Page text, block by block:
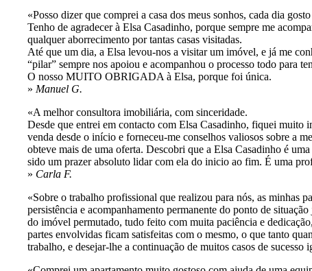
Posso dizer que comprei a casa dos meus sonhos, cada dia
Tenho de agradecer à Elsa Casadinho, porque sempre me
qualquer aborrecimento por tantas casas visitadas.
Até que um dia, a Elsa levou-nos a visitar um imóvel, e já me
“pilar” sempre nos apoiou e acompanhou o processo todo para
O nosso MUITO OBRIGADA à Elsa, porque foi única.
Manuel G.
A melhor consultora imobiliária, com sinceridade.
Desde que entrei em contacto com Elsa Casadinho, fiquei muito
venda desde o início e forneceu-me conselhos valiosos sobre a
obteve mais de uma oferta. Descobri que a Elsa Casadinho é
sido um prazer absoluto lidar com ela do inicio ao fim. É uma
Carla F.
Sobre o trabalho profissional que realizou para nós, as minhas
persistência e acompanhamento permanente do ponto de
do imóvel permutado, tudo feito com muita paciência e
partes envolvidas ficam satisfeitas com o mesmo, o que tanto
trabalho, e desejar-lhe a continuação de muitos casos de sucesso